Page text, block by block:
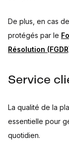
De plus, en cas
protégés par le
Résolution
Service
La qualité de la
essentielle pour
quotidien.